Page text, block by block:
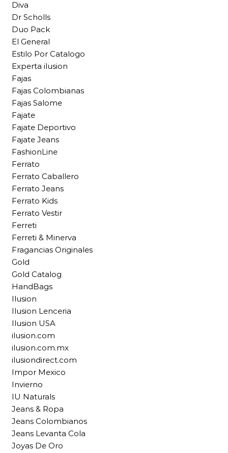
Diva
Dr Scholls
Duo Pack
El General
Estilo Por Catalogo
Experta ilusion
Fajas
Fajas Colombianas
Fajas Salome
Fajate
Fajate Deportivo
Fajate Jeans
FashionLine
Ferrato
Ferrato Caballero
Ferrato Jeans
Ferrato Kids
Ferrato Vestir
Ferreti
Ferreti & Minerva
Fragancias Originales
Gold
Gold Catalog
HandBags
Ilusion
Ilusion Lenceria
Ilusion USA
ilusion.com
ilusion.com.mx
ilusiondirect.com
Impor Mexico
Invierno
IU Naturals
Jeans & Ropa
Jeans Colombianos
Jeans Levanta Cola
Joyas De Oro